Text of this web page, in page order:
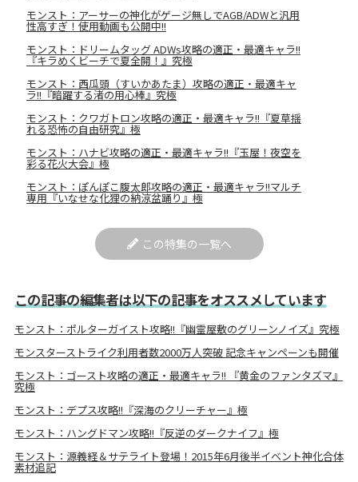
モンスト：アーサーの神化がゲージ無しでAGB/ADWと汎用
性高すぎ！使用動画も公開中!!
モンスト：ドリームタッグ ADWs攻略の適正・最適キャラ!!
『キラめくビーチで夏全開！』究極
モンスト：西瓜頭（すいかあたま）攻略の適正・最適キャ
ラ!!『暗躍する渚の用心棒』究極
モンスト：クワガトロン攻略の適正・最適キャラ!!『夏草揺
れる恐怖の自由研究』極
モンスト：ハナビ攻略の適正・最適キャラ!!『玉屋！夜空を
彩る花火大会』極
モンスト：ぽんぽこ腹太郎攻略の適正・最適キャラ!!マルチ
専用『いなせな化狸の納涼盆踊り』極
この特集の一覧へ
この記事の編集者は以下の記事をオススメしています
モンスト：ポルターガイスト攻略!!『幽霊屋敷のグリーンノイズ』究極
モンスターストライク利用者数2000万人突破 記念キャンペーンも開催
モンスト：ゴースト攻略の適正・最適キャラ!! 『黄金のファンタズマ』
究極
モンスト：デプス攻略!!『深海のクリーチャー』極
モンスト：ハングドマン攻略!!『反逆のダークナイフ』極
モンスト：源義経＆サテライト登場！2015年6月後半イベント神化合体
素材追記